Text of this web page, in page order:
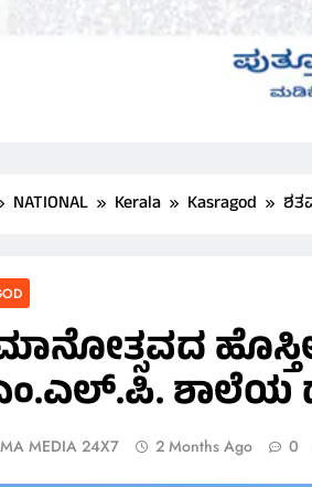
NATIONAL Kerala Kasragod
ಶಾಲೆಯ
MEDIA 24X7 2 Months Ago 0